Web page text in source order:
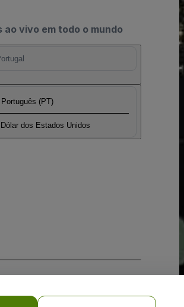
ao vivo em todo o mundo
Português (PT)
Dólar dos Estados Unidos